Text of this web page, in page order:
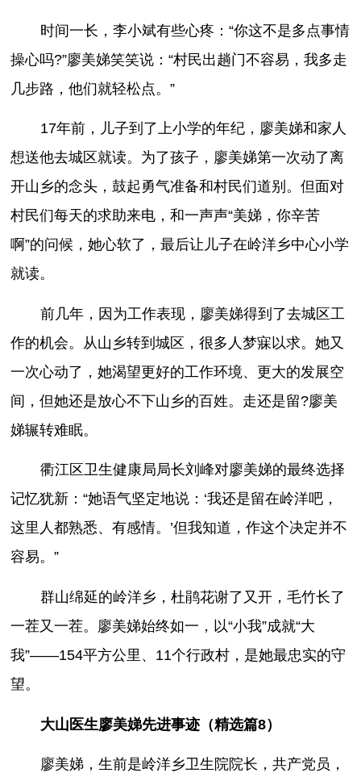
时间一长，李小斌有些心疼：“你这不是多点事情
操心吗?”廖美娣笑笑说：“村民出趟门不容易，我多走
几步路，他们就轻松点。”
17年前，儿子到了上小学的年纪，廖美娣和家人
想送他去城区就读。为了孩子，廖美娣第一次动了离
开山乡的念头，鼓起勇气准备和村民们道别。但面对
村民们每天的求助来电，和一声声“美娣，你辛苦
啊”的问候，她心软了，最后让儿子在岭洋乡中心小学
就读。
前几年，因为工作表现，廖美娣得到了去城区工
作的机会。从山乡转到城区，很多人梦寐以求。她又
一次心动了，她渴望更好的工作环境、更大的发展空
间，但她还是放心不下山乡的百姓。走还是留?廖美
娣辗转难眠。
衢江区卫生健康局局长刘峰对廖美娣的最终选择
记忆犹新：“她语气坚定地说：‘我还是留在岭洋吧，
这里人都熟悉、有感情。’但我知道，作这个决定并不
容易。”
群山绵延的岭洋乡，杜鹃花谢了又开，毛竹长了
一茬又一茬。廖美娣始终如一，以“小我”成就“大
我”——154平方公里、11个行政村，是她最忠实的守
望。
大山医生廖美娣先进事迹（精选篇8）
廖美娣，生前是岭洋乡卫生院院长，共产党员，